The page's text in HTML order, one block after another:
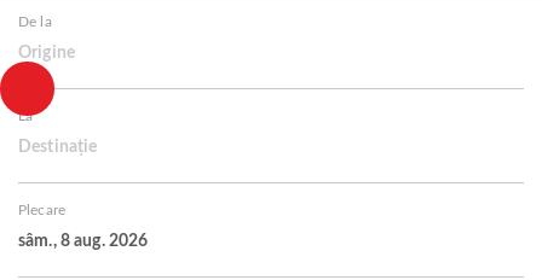
De la
Origine
La
Destinație
Plecare
sâm., 8 aug. 2026